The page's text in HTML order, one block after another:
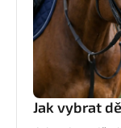
Jak vybrat